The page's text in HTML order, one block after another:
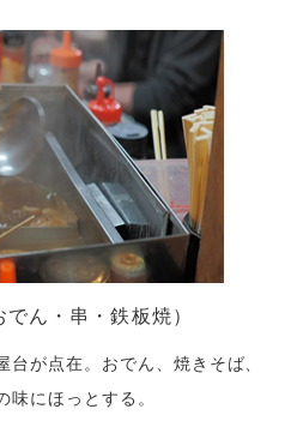
ん・串・鉄板焼）
が点在。おでん、焼きそば、
にほっとする。